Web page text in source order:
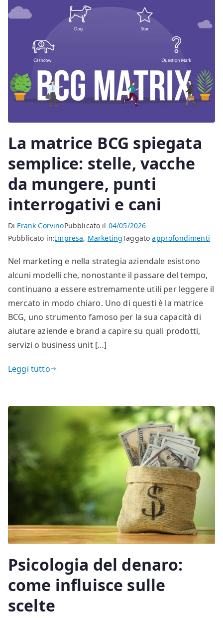
La matrice BCG spiegata
semplice: stelle, vacche
da mungere, punti
interrogativi e cani
Di Frank CorvinoPubblicato il 04/05/2026
Pubblicato in:Impresa, MarketingTaggatoapprofondimenti
Nel marketing e nella strategia aziendale esistono
alcuni modelli che, nonostante il passare del tempo,
continuano a essere estremamente utili per leggere il
mercato in modo chiaro. Uno di questi è la matrice
BCG, uno strumento famoso per la sua capacità di
aiutare aziende e brand a capire su quali prodotti,
servizi o business unit […]
Leggi tutto
Psicologia del denaro:
come influisce sulle
scelte